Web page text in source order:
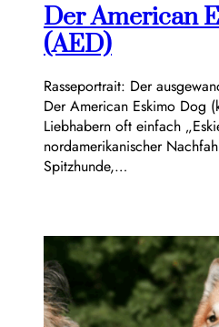
Der American
(AED)
Rasseportrait: Der
Der American Eskimo Dog
Liebhabern oft einfach
nordamerikanischer
Spitzhunde,…